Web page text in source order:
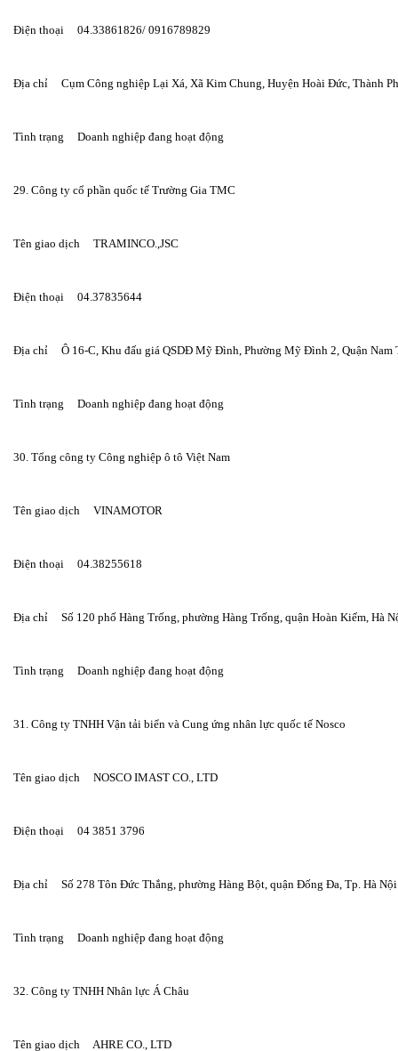
Điện thoại     04.33861826/ 0916789829
Địa chỉ     Cụm Công nghiệp Lại Xá, Xã Kim Chung, Huyện Hoài Đức, Thành
Tình trạng     Doanh nghiệp đang hoạt động
29. Công ty cổ phần quốc tế Trường Gia TMC
Tên giao dịch     TRAMINCO.,JSC
Điện thoại     04.37835644
Địa chỉ     Ô 16-C, Khu đấu giá QSDĐ Mỹ Đình, Phường Mỹ Đình 2, Quận Nam
Tình trạng     Doanh nghiệp đang hoạt động
30. Tổng công ty Công nghiệp ô tô Việt Nam
Tên giao dịch     VINAMOTOR
Điện thoại     04.38255618
Địa chỉ     Số 120 phố Hàng Trống, phường Hàng Trống, quận Hoàn Kiếm,
Tình trạng     Doanh nghiệp đang hoạt động
31. Công ty TNHH Vận tải biển và Cung ứng nhân lực quốc tế Nosco
Tên giao dịch     NOSCO IMAST CO., LTD
Điện thoại     04 3851 3796
Địa chỉ     Số 278 Tôn Đức Thắng, phường Hàng Bột, quận Đống Đa, Tp. Hà Nội
Tình trạng     Doanh nghiệp đang hoạt động
32. Công ty TNHH Nhân lực Á Châu
Tên giao dịch     AHRE CO., LTD